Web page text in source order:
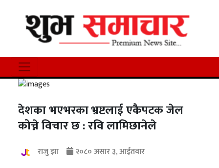
देशका भएभरका भ्रष्टलाई एकैपटक जेल
कोच्ने विचार छ : रवि लामिछानेले
राजु झा
२०८० असार ३, आईतवार